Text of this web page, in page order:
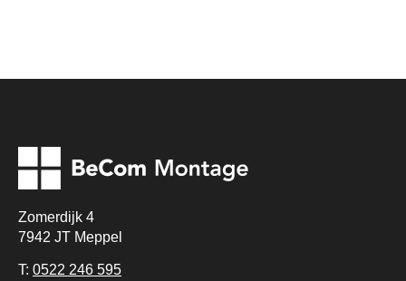
Zomerdijk 4
7942 JT Meppel
T: 0522 246 595